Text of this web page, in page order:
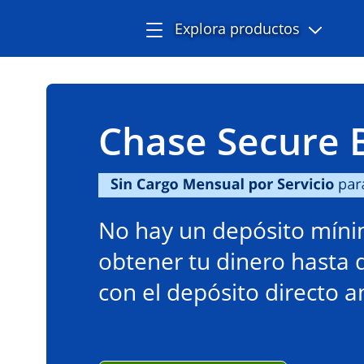
Muestra el menú lateral
Explora productos Abre el
Chase Secure
No hay un depósito
obtener tu dinero hasta
con el depósito directo
Detalles de la